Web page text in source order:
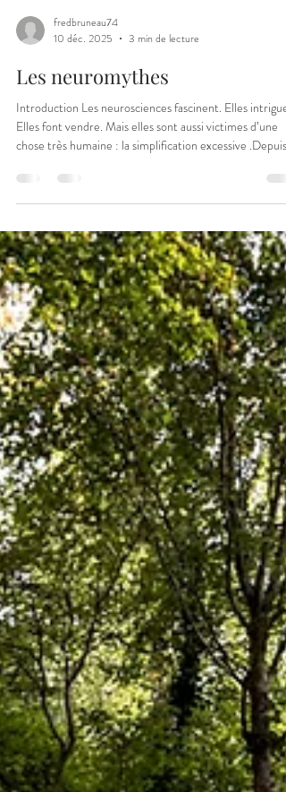
fredbruneau74
Les neuromythes
Elles font vendre. Mais elles sont aussi victimes d’une
chose très humaine : la simplification excessive .Depuis
neuromythes — circulent partout : en entreprise, en
coaching, dans l’éducation, dans le sport… et même dans
le développement personnel. Le problème ?Ces mythes
sont séduisants, mais ils faussent notre compréhension
mental et empêchent parfois d’ad